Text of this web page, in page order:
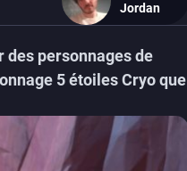
Jordan
des personnages de
5 étoiles Cryo que